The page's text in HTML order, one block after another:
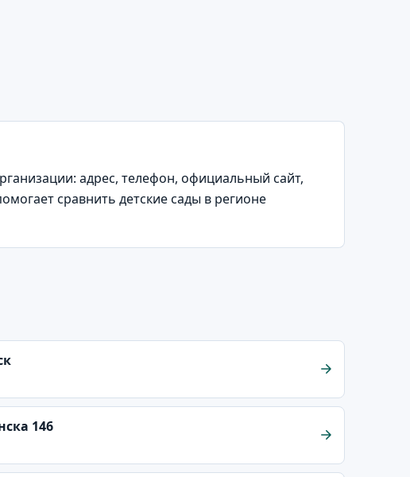
адрес, телефон, официальный сайт,
сравнить детские сады в регионе
146